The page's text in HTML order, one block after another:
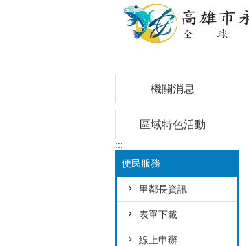
機關消息
區域特色活動
:::
便民服務
里鄰長資訊
表單下載
線上申辦